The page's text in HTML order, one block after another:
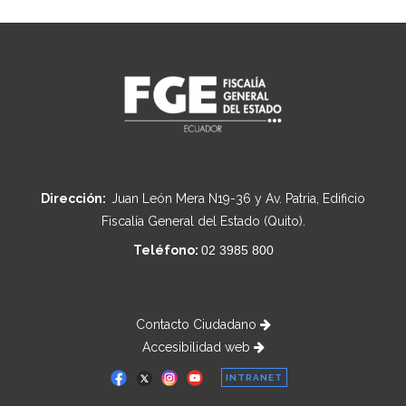
Dirección: Juan León Mera N19-36 y Av. Patria, Edificio
Fiscalía General del Estado (Quito).
Teléfono: 02 3985 800
Contacto Ciudadano
Accesibilidad web
INTRANET